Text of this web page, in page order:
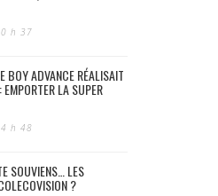
h 37
BOY ADVANCE RÉALISAIT
EMPORTER LA SUPER
h 48
SOUVIENS… LES
?